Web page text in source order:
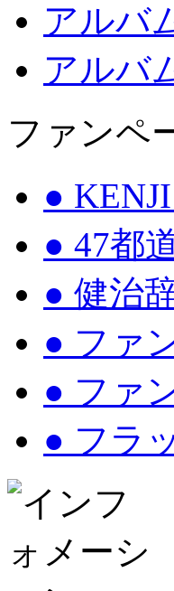
アルバ
アルバ
ファンペ
●
● 47都
● 健治
● ファ
● ファ
● フラ